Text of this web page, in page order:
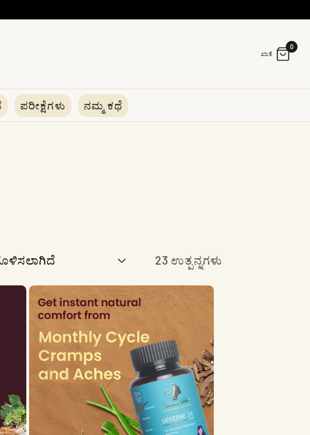
ಖಾತೆ
0
ಪರೀಕ್ಷೆಗಳು ನಮ್ಮ ಕಥೆ
23 ಉತ್ಪನ್ನಗಳು